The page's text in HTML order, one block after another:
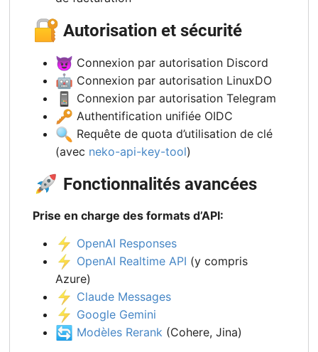
🔐 Autorisation et sécurité
😈 Connexion par autorisation Discord
🤖 Connexion par autorisation LinuxDO
📱 Connexion par autorisation Telegram
🔑 Authentification unifiée OIDC
🔍 Requête de quota d’utilisation de clé
(avec neko-api-key-tool)
🚀 Fonctionnalités avancées
Prise en charge des formats d’API:
⚡ OpenAI Responses
⚡ OpenAI Realtime API (y compris
Azure)
⚡ Claude Messages
⚡ Google Gemini
🔄 Modèles Rerank (Cohere, Jina)